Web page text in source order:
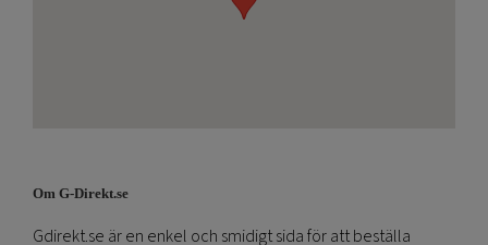
Om G-Direkt.se
Gdirekt.se är en enkel och smidigt sida för att beställa